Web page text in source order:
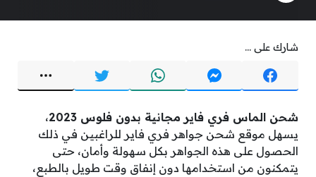
شارك على ...
شحن الماس فري فاير مجانية بدون فلوس 2023
،
يسهل موقع شحن جواهر فري فاير للراغبين في ذلك
الحصول على هذه الجواهر بكل سهولة وأمان، حتى
يتمكنون من استخدامها دون إنفاق وقت طويل بالطبع،